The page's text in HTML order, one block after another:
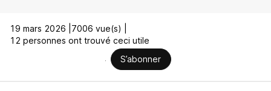
19 mars 2026 | 7006 vue(s) |
12 personnes ont trouvé ceci utile
S’abonner